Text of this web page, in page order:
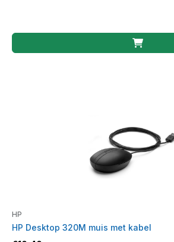
HP
HP Desktop 320M muis met kabel